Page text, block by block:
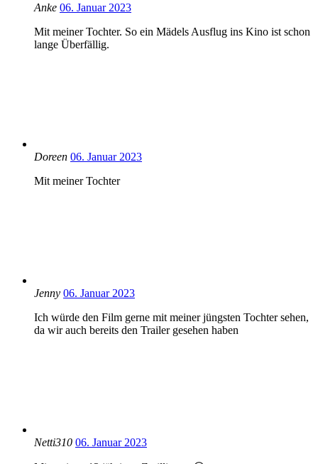
Anke 06. Januar 2023
Mit meiner Tochter. So ein Mädels Ausflug ins Kino ist schon
lange Überfällig.
Doreen 06. Januar 2023
Mit meiner Tochter
Jenny 06. Januar 2023
Ich würde den Film gerne mit meiner jüngsten Tochter sehen,
da wir auch bereits den Trailer gesehen haben
Netti310 06. Januar 2023